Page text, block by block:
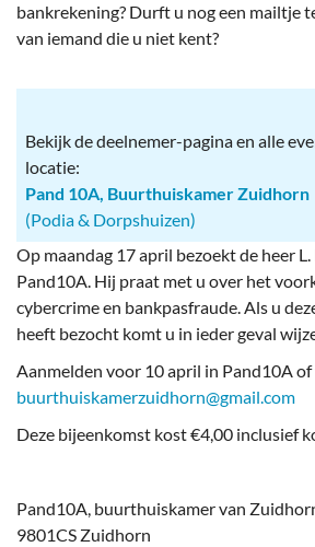
bankrekening? Durft u nog een mailtje
van iemand die u niet kent?
Bekijk de deelnemer-pagina en alle
locatie:
Pand 10A, Buurthuiskamer Zuidhorn
(Podia & Dorpshuizen)
Op maandag 17 april bezoekt de heer
Pand10A. Hij praat met u over het
cybercrime en bankpasfraude. Als u
heeft bezocht komt u in ieder geval
Aanmelden voor 10 april in Pand10A of
buurthuiskamerzuidhorn@gmail.com
Deze bijeenkomst kost €4,00 inclusief
Pand10A, buurthuiskamer van
9801CS Zuidhorn